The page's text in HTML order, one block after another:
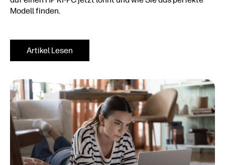
Modell finden.
Artikel Lesen